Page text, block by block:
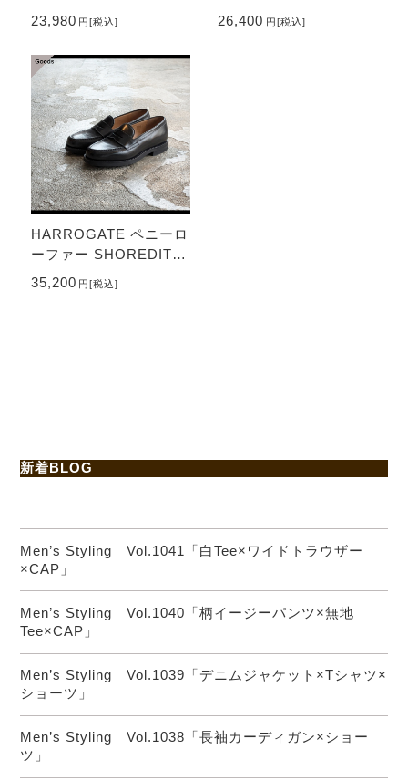
Check Stand-up Collar
Shirt （Gray）
23,980 円[税込]
OOL BEAVER CLOTH
Circus Pants （Charc
26,400 円[税込]
HARROGATE ペニーロ
ーファー SHOREDITC
H （Black）
35,200 円 [税込]
新着BLOG
Men’s Styling Vol.1041「白Tee×ワイドトラウザー
×CAP」
Men’s Styling Vol.1040「柄イージーパンツ×無地
Tee×CAP」
Men’s Styling Vol.1039「デニムジャケット×Tシャツ×
ショーツ」
Men’s Styling Vol.1038「長袖カーディガン×ショー
ツ」